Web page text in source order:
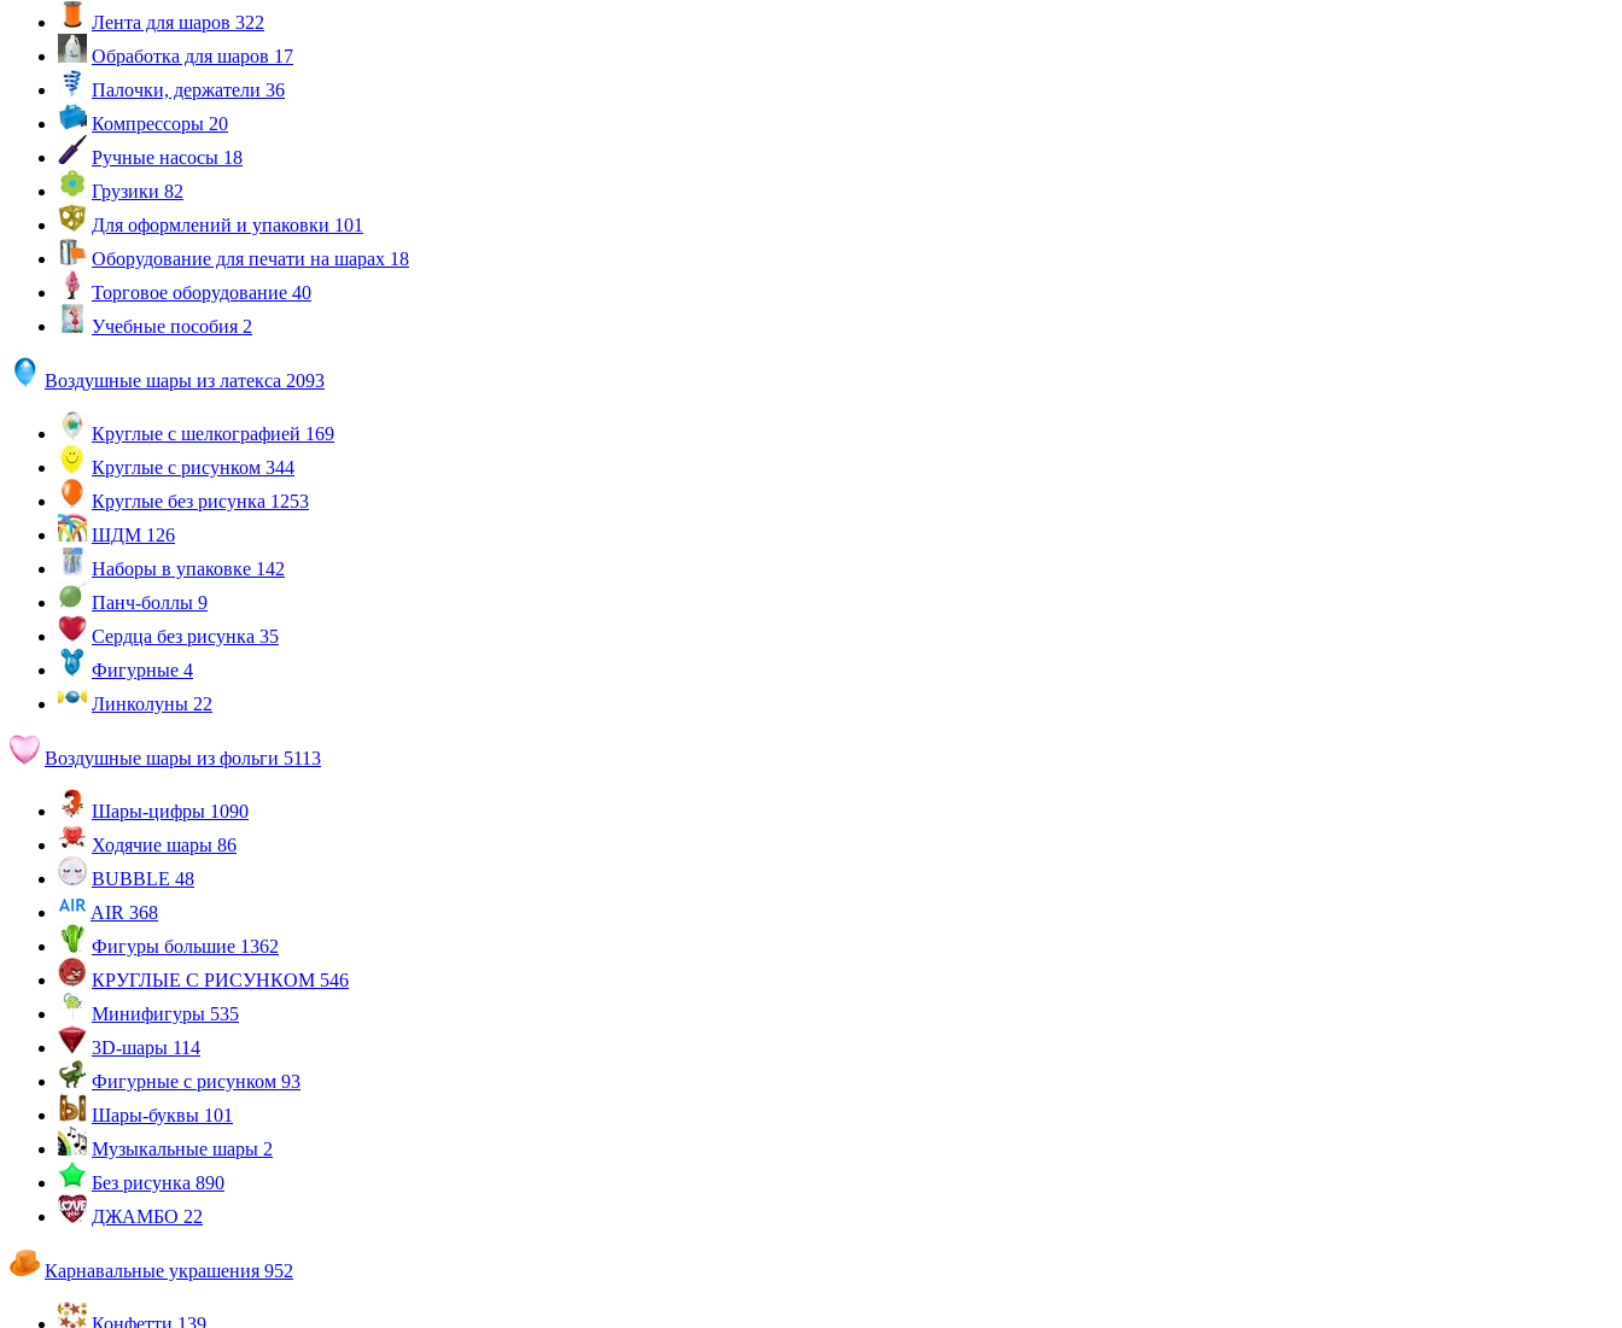
Лента для шаров 322
Обработка для шаров 17
Палочки, держатели 36
Компрессоры 20
Ручные насосы 18
Грузики 82
Для оформлений и упаковки 101
Оборудование для печати на шарах 18
Торговое оборудование 40
Учебные пособия 2
Воздушные шары из латекса 2093
Круглые с шелкографией 169
Круглые с рисунком 344
Круглые без рисунка 1253
ШДМ 126
Наборы в упаковке 142
Панч-боллы 9
Сердца без рисунка 35
Фигурные 4
Линколуны 22
Воздушные шары из фольги 5113
Шары-цифры 1090
Ходячие шары 86
BUBBLE 48
AIR 368
Фигуры большие 1362
КРУГЛЫЕ С РИСУНКОМ 546
Минифигуры 535
3D-шары 114
Фигурные с рисунком 93
Шары-буквы 101
Музыкальные шары 2
Без рисунка 890
ДЖАМБО 22
Карнавальные украшения 952
Конфетти 139